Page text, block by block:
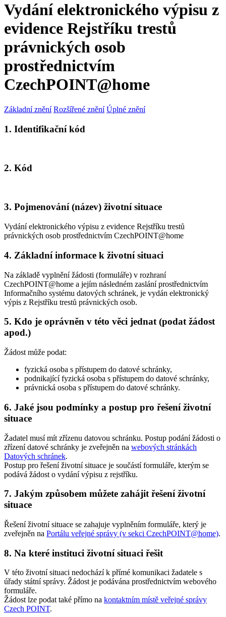
Vydání elektronického výpisu z
evidence Rejstříku trestů
právnických osob
prostřednictvím
CzechPOINT@home
Základní znění Rozšířené znění Úplné znění
1. Identifikační kód
2. Kód
3. Pojmenování (název) životní situace
Vydání elektronického výpisu z evidence Rejstříku trestů
právnických osob prostřednictvím CzechPOINT@home
4. Základní informace k životní situaci
Na základě vyplnění žádosti (formuláře) v rozhraní
CzechPOINT@home a jejím následném zaslání prostřednictvím
Informačního systému datových schránek, je vydán elektronický
výpis z Rejstříku trestů právnických osob.
5. Kdo je oprávněn v této věci jednat (podat žádost
apod.)
Žádost může podat:
fyzická osoba s přístupem do datové schránky,
podnikající fyzická osoba s přístupem do datové schránky,
právnická osoba s přístupem do datové schránky.
6. Jaké jsou podmínky a postup pro řešení životní
situace
Žadatel musí mít zřízenu datovou schránku. Postup podání žádosti o
zřízení datové schránky je zveřejněn na webových stránkách
Datových schránek.
Postup pro řešení životní situace je součástí formuláře, kterým se
podává žádost o vydání výpisu z rejstříku.
7. Jakým způsobem můžete zahájit řešení životní
situace
Řešení životní situace se zahajuje vyplněním formuláře, který je
zveřejněn na Portálu veřejné správy (v sekci CzechPOINT@home).
8. Na které instituci životní situaci řešit
V této životní situaci nedochází k přímé komunikaci žadatele s
úřady státní správy. Žádost je podávána prostřednictvím webového
formuláře.
Žádost lze podat také přímo na kontaktním místě veřejné správy
Czech POINT.